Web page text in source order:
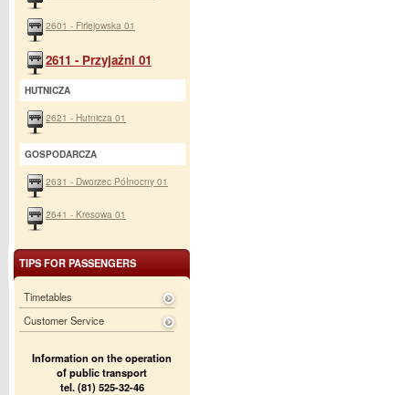
2601 - Firlejowska 01
2611 - Przyjaźni 01
HUTNICZA
2621 - Hutnicza 01
GOSPODARCZA
2631 - Dworzec Północny 01
2641 - Kresowa 01
TIPS FOR PASSENGERS
Timetables
Customer Service
Information on the operation
of public transport
tel. (81) 525-32-46